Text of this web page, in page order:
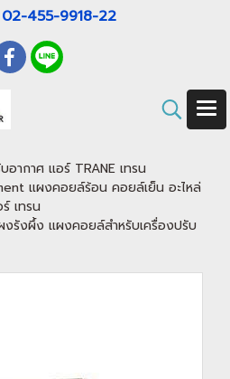
455-9918-22
อากาศ แอร์ TRANE เทรน
แผงคอยล์ร้อน คอยล์เย็น อะไหล่
เทรน
รังผึ้ง แผงคอยล์สำหรับเครื่องปรับ